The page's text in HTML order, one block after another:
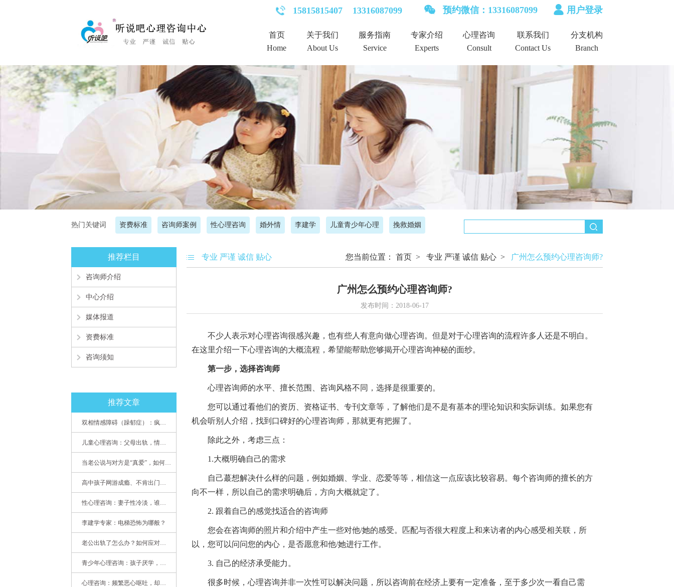
15815815407 13316087099 预约微信：13316087099 用户登录
首页
Home
关于我们
About Us
服务指南
Service
专家介绍
Experts
心理咨询
Consult
联系我们
Contact Us
分支机构
Branch
热门关键词 资费标准 咨询师案例 性心理咨询 婚外情 李建学 儿童青少年心理 挽救婚姻
推荐栏目
咨询师介绍
中心介绍
媒体报道
资费标准
咨询须知
推荐文章
双相情感障碍（躁郁症）：疯子如何走向天才
儿童心理咨询：父母出轨，情感混乱孩子内心的隐秘
当老公说与对方是“真爱”，如何挽救婚姻？(始篇)
高中孩子网游成瘾、不肯出门，家长该怎么办？
性心理咨询：妻子性冷淡，谁之过
李建学专家：电梯恐怖为哪般？
老公出轨了怎么办？如何应对老公出轨？——婚姻心理专家为您支招
青少年心理咨询：孩子厌学，整天沉迷手机，网络成瘾，怎么办?
心理咨询：频繁恶心呕吐，却无身体异常
专业 严谨 诚信 贴心 您当前位置： 首页 > 专业 严谨 诚信 贴心 > 广州怎么预约心理咨询师?
广州怎么预约心理咨询师?
发布时间：2018-06-17
不少人表示对心理咨询很感兴趣，也有些人有意向做心理咨询。但是对于心理咨询的流程许多人还是不明白。
在这里介绍一下心理咨询的大概流程，希望能帮助您够揭开心理咨询神秘的面纱。
第一步，选择咨询师
心理咨询师的水平、擅长范围、咨询风格不同，选择是很重要的。
您可以通过看他们的资历、资格证书、专刊文章等，了解他们是不是有基本的理论知识和实际训练。如果您有
机会听别人介绍，找到口碑好的心理咨询师，那就更有把握了。
除此之外，考虑三点：
1.大概明确自己的需求
自己蕞想解决什么样的问题，例如婚姻、学业、恋爱等等，相信这一点应该比较容易。每个咨询师的擅长的方
向不一样，所以自己的需求明确后，方向大概就定了。
2. 跟着自己的感觉找适合的咨询师
您会在咨询师的照片和介绍中产生一些对他/她的感受。匹配与否很大程度上和来访者的内心感受相关联，所
以，您可以问问您的内心，是否愿意和他/她进行工作。
3. 自己的经济承受能力。
很多时候，心理咨询并非一次性可以解决问题，所以咨询前在经济上要有一定准备，至于多少次一看自己需